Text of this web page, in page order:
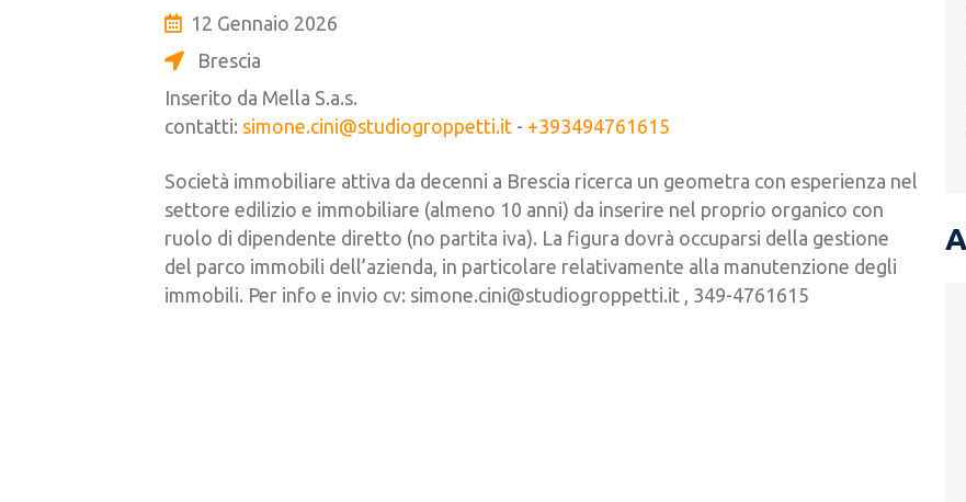
12 Gennaio 2026
Brescia
Inserito da Mella S.a.s.
contatti: simone.cini@studiogroppetti.it - +393494761615
Società immobiliare attiva da decenni a Brescia ricerca un geometra con esperienza nel
settore edilizio e immobiliare (almeno 10 anni) da inserire nel proprio organico con
ruolo di dipendente diretto (no partita iva). La figura dovrà occuparsi della gestione
del parco immobili dell’azienda, in particolare relativamente alla manutenzione degli
immobili. Per info e invio cv: simone.cini@studiogroppetti.it , 349-4761615